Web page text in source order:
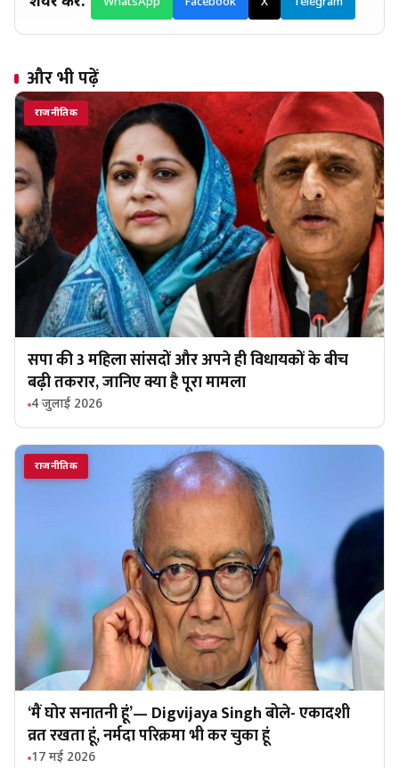
और भी पढ़ें
राजनीतिक
सपा की 3 महिला सांसदों और अपने ही विधायकों के बीच
बढ़ी तकरार, जानिए क्या है पूरा मामला
4 जुलाई 2026
राजनीतिक
‘मैं घोर सनातनी हूं’— Digvijaya Singh बोले- एकादशी
व्रत रखता हूं, नर्मदा परिक्रमा भी कर चुका हूं
17 मई 2026